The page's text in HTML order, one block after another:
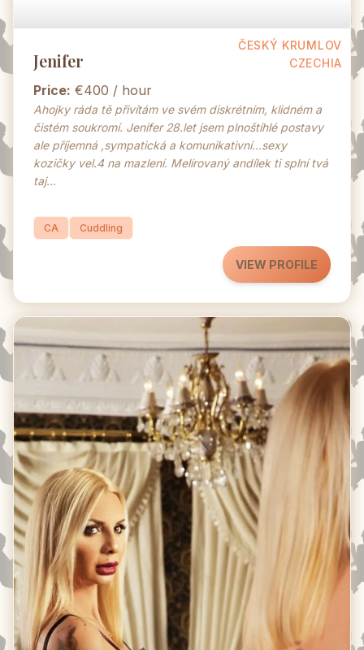
Jenifer
ČESKÝ KRUMLOV
CZECHIA
Price: €400 / hour
Ahojky ráda tě přivítám ve svém diskrétním, klidném a
čistém soukromí. Jenifer 28.let jsem plnoštíhlé postavy
ale příjemná ,sympatická a komunikativní...sexy
kozičky vel.4 na mazlení. Melírovaný andílek ti splní tvá
taj…
CA Cuddling
VIEW PROFILE